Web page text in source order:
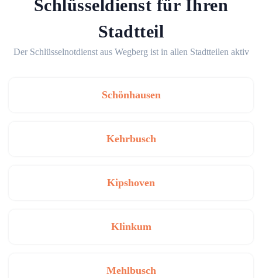
Schlüsseldienst für Ihren
Stadtteil
Der Schlüsselnotdienst aus Wegberg ist in allen Stadtteilen aktiv
Schönhausen
Kehrbusch
Kipshoven
Klinkum
Mehlbusch